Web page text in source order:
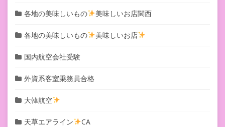
各地の美味しいもの 美味しいお店関西
各地の美味しいもの 美味しいお店
国内航空会社受験
外資系客室乗務員合格
大韓航空
天草エアライン CA